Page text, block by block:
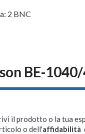
2 BNC
BE-
il prodotto o la tua
o dell'affidabilità